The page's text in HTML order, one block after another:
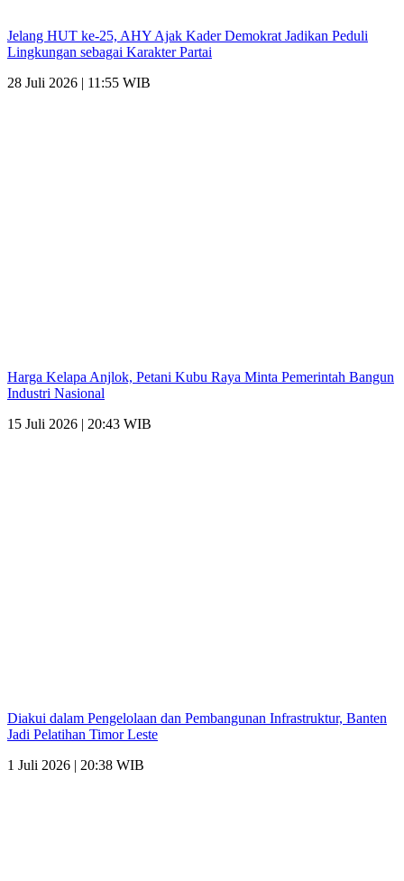
Jelang HUT ke-25, AHY Ajak Kader Demokrat Jadikan Peduli
Lingkungan sebagai Karakter Partai
28 Juli 2026 | 11:55 WIB
Harga Kelapa Anjlok, Petani Kubu Raya Minta Pemerintah Bangun
Industri Nasional
15 Juli 2026 | 20:43 WIB
Diakui dalam Pengelolaan dan Pembangunan Infrastruktur, Banten
Jadi Pelatihan Timor Leste
1 Juli 2026 | 20:38 WIB